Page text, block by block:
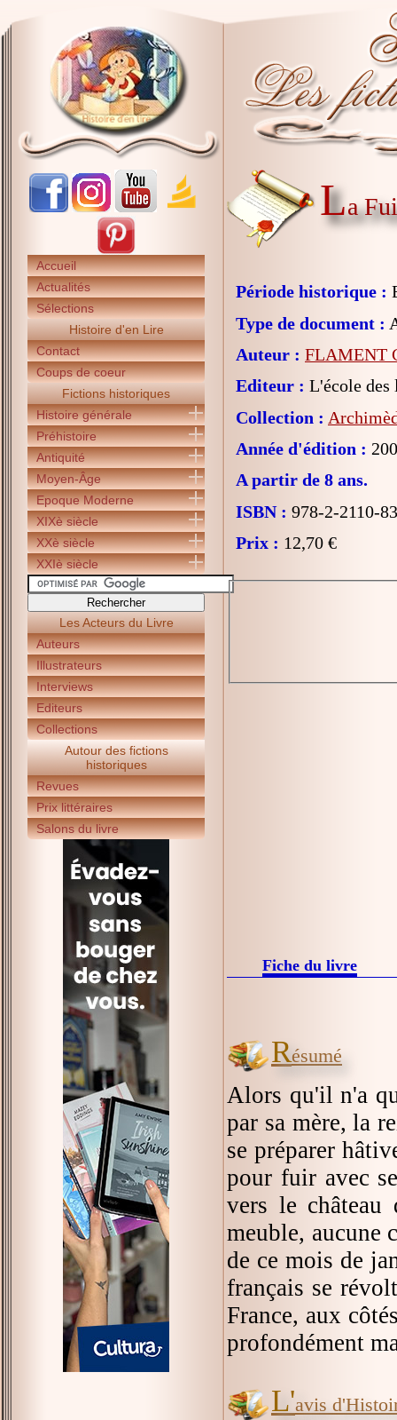
Accueil
Actualités
Sélections
Histoire d'en Lire
Contact
Coups de coeur
Fictions historiques
Histoire générale
Préhistoire
Antiquité
Moyen-Âge
Epoque Moderne
XIXè siècle
XXè siècle
XXIè siècle
Les Acteurs du Livre
Auteurs
Illustrateurs
Interviews
Editeurs
Collections
Autour des fictions
historiques
Revues
Prix littéraires
Salons du livre
La
Période historique :
Type de document :
Auteur : FLAMENT
Editeur : L'école des
Collection :
Année d'édition :
A partir de 8 ans.
ISBN : 978-2-2110-
Prix : 12,70 €
Fiche du livre
Résumé
Alors qu'il n'a
par sa mère, la
se préparer
pour fuir avec
vers le château
meuble, aucune
de ce mois de
français se
France, aux
profondément
L'avis